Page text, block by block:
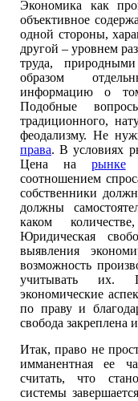
Экономика как
объективное
одной стороны,
другой – уровнем
труда,
образом
информацию о
Подобные
традиционного,
феодализму. Не
права. В условиях
Цена на рынке
соотношением
собственники
должны
каком
Юридическая
выявления
возможность
учитывать их.
экономические
по праву и
свобода закреплена
Итак, право не
имманентная ее
считать, что
системы